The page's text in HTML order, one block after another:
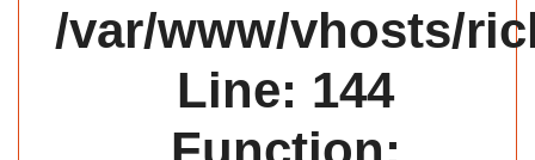
/var/www/vhosts/
Line: 144